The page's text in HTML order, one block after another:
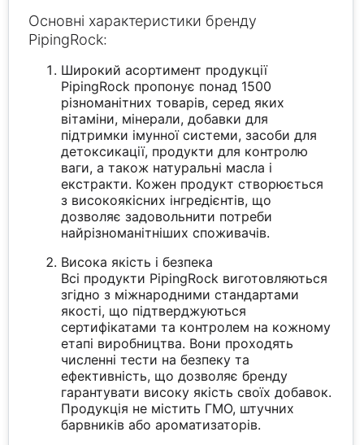
Основні характеристики бренду
PipingRock:
Широкий асортимент продукції
PipingRock пропонує понад 1500
різноманітних товарів, серед яких
вітаміни, мінерали, добавки для
підтримки імунної системи, засоби для
детоксикації, продукти для контролю
ваги, а також натуральні масла і
екстракти. Кожен продукт створюється
з високоякісних інгредієнтів, що
дозволяє задовольнити потреби
найрізноманітніших споживачів.
Висока якість і безпека
Всі продукти PipingRock виготовляються
згідно з міжнародними стандартами
якості, що підтверджуються
сертифікатами та контролем на кожному
етапі виробництва. Вони проходять
численні тести на безпеку та
ефективність, що дозволяє бренду
гарантувати високу якість своїх добавок.
Продукція не містить ГМО, штучних
барвників або ароматизаторів.